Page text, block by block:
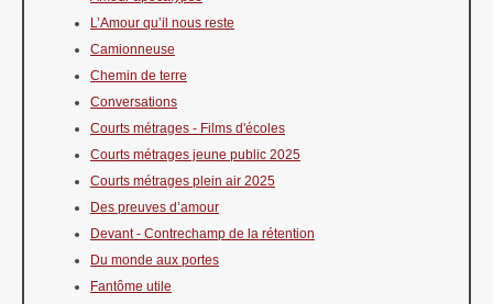
L’Amour qu’il nous reste
Camionneuse
Chemin de terre
Conversations
Courts métrages - Films d'écoles
Courts métrages jeune public 2025
Courts métrages plein air 2025
Des preuves d’amour
Devant - Contrechamp de la rétention
Du monde aux portes
Fantôme utile